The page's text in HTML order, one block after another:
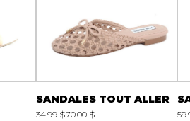
SANDALES TOUT ALLER
34.99 $70.00 $